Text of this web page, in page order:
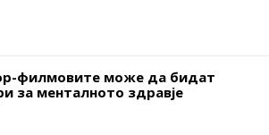
филмовите може да бидат
за менталното здравје